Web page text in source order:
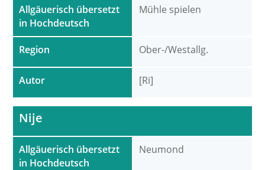
Allgäuerisch übersetzt
in Hochdeutsch
Region
Autor
Mühle spielen
Ober-/Westallg.
[Ri]
Allgäuerisch übersetzt
in Hochdeutsch
Nije
Neumond